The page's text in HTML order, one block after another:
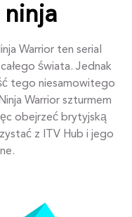
Warrior ten serial
świata. Jednak
tego niesamowitego
Warrior szturmem
obejrzeć brytyjską
z ITV Hub i jego